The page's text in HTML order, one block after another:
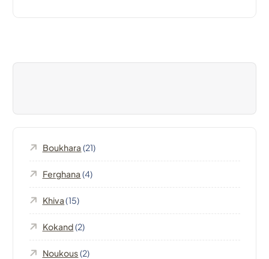
i
n
Boukhara (21)
Ferghana (4)
Khiva(15)
Kokand(2)
Noukous(2)